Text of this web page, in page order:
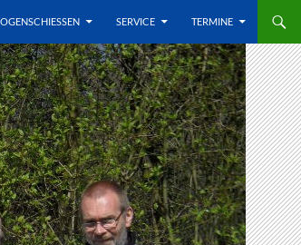
SERVICE TERMINE